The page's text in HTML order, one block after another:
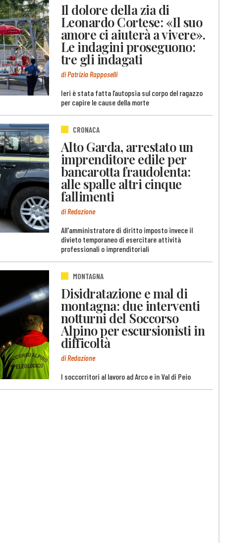
Il dolore della zia di
Leonardo Cortese: «Il suo
amore ci aiuterà a vivere».
Le indagini proseguono:
tre gli indagati
di Patrizia Rapposelli
Ieri è stata fatta l’autopsia sul corpo del ragazzo
per capire le cause della morte
CRONACA
Alto Garda, arrestato un
imprenditore edile per
bancarotta fraudolenta:
alle spalle altri cinque
fallimenti
di Redazione
All'amministratore di diritto imposto invece il
divieto temporaneo di esercitare attività
professionali o imprenditoriali
MONTAGNA
Disidratazione e mal di
montagna: due interventi
notturni del Soccorso
Alpino per escursionisti in
difficoltà
di Redazione
I soccorritori al lavoro ad Arco e in Val di Peio